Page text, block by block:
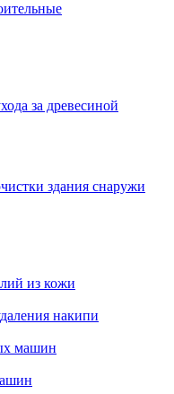
за древесиной
здания снаружи
из кожи
накипи
машин